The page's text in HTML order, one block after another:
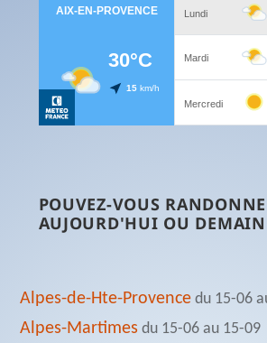
POUVEZ-VOUS
AUJOURD'HUI OU DEMAIN
Alpes-de-Hte-Provence du 15-06
Alpes-Martimes du 15-06 au 15-09